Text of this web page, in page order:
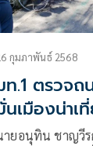
กุมภาพันธ์ 2568
ท.1 ตรวจถ
นเมืองน่าเ
มืองปาย
ยอนุทิน​ ชาญวีร